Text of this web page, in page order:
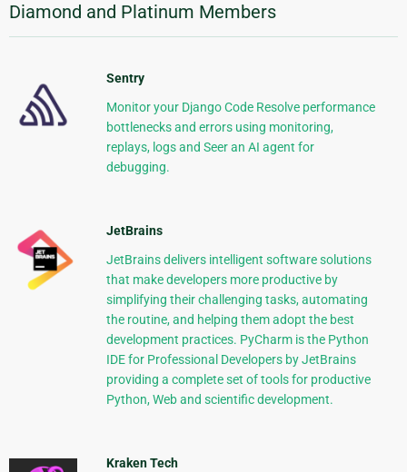
Diamond and Platinum Members
Sentry
Monitor your Django Code Resolve performance
bottlenecks and errors using monitoring,
replays, logs and Seer an AI agent for
debugging.
JetBrains
JetBrains delivers intelligent software solutions
that make developers more productive by
simplifying their challenging tasks, automating
the routine, and helping them adopt the best
development practices. PyCharm is the Python
IDE for Professional Developers by JetBrains
providing a complete set of tools for productive
Python, Web and scientific development.
Kraken Tech